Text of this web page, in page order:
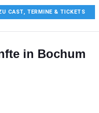
CAST, TERMINE & TICKETS
in Bochum